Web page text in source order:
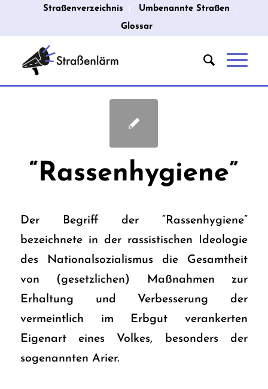
Straßenverzeichnis
Umbenannte Straßen
Glossar
“Rassenhygiene”
Der Begriff der “Rassenhygiene”
bezeichnete in der rassistischen Ideologie
des Nationalsozialismus die Gesamtheit
von (gesetzlichen) Maßnahmen zur
Erhaltung und Verbesserung der
vermeintlich im Erbgut verankerten
Eigenart eines Volkes, besonders der
sogenannten Arier.